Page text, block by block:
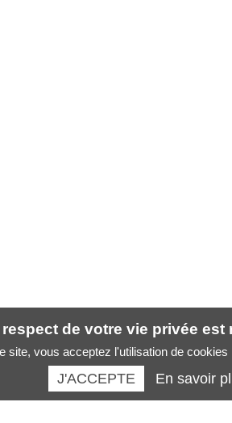
respect de votre vie privée est
site, vous acceptez l'utilisation de
J'ACCEPTE En savoir